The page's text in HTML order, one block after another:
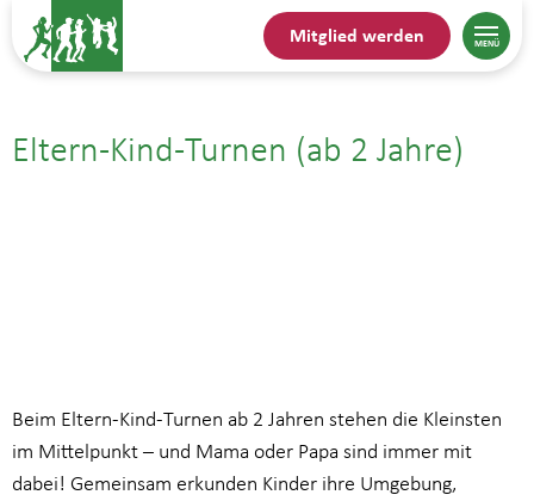
Mitglied werden
Eltern-Kind-Turnen (ab 2 Jahre)
Beim Eltern-Kind-Turnen ab 2 Jahren stehen die Kleinsten
im Mittelpunkt – und Mama oder Papa sind immer mit
dabei! Gemeinsam erkunden Kinder ihre Umgebung,